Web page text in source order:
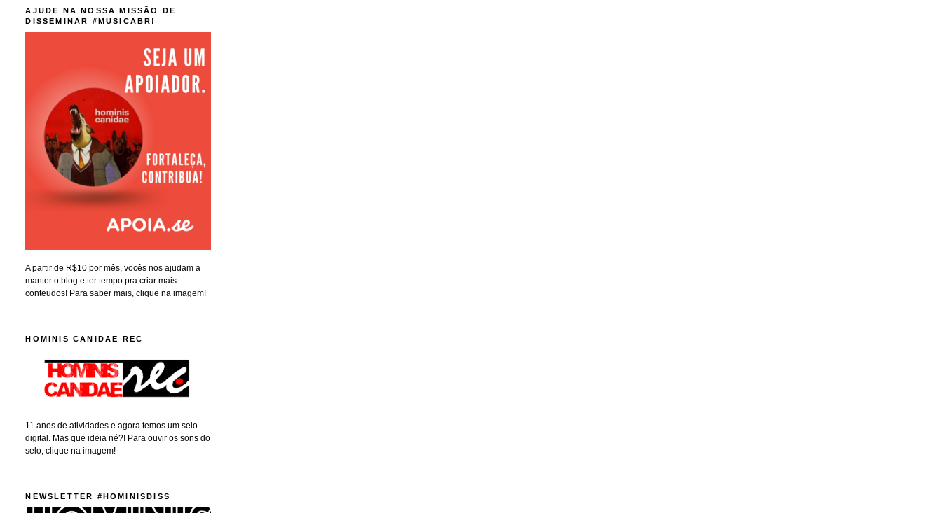
AJUDE NA NOSSA MISSÃO DE
DISSEMINAR #MUSICABR!
A partir de R$10 por mês, vocês nos ajudam a
manter o blog e ter tempo pra criar mais
conteudos! Para saber mais, clique na imagem!
HOMINIS CANIDAE REC
11 anos de atividades e agora temos um selo
digital. Mas que ideia né?! Para ouvir os sons do
selo, clique na imagem!
NEWSLETTER #HOMINISDISS